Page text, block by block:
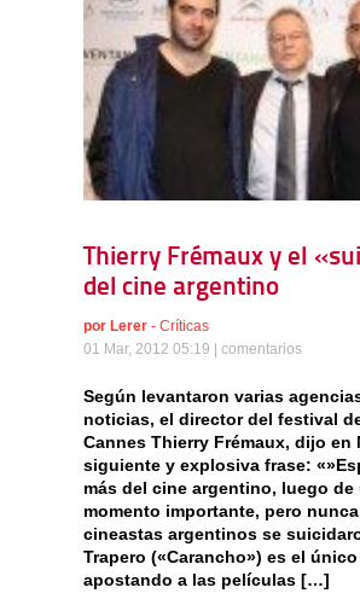
Thierry Frémaux y el
del cine argentino
por Lerer - Críticas
01 Mar, 2012 05:19 | comentarios
Según levantaron varias
noticias, el director del festival
Cannes Thierry Frémaux, dijo en
siguiente y explosiva frase:
más del cine argentino, luego de
momento importante, pero
cineastas argentinos se
Trapero («Carancho») es el
apostando a las películas […]